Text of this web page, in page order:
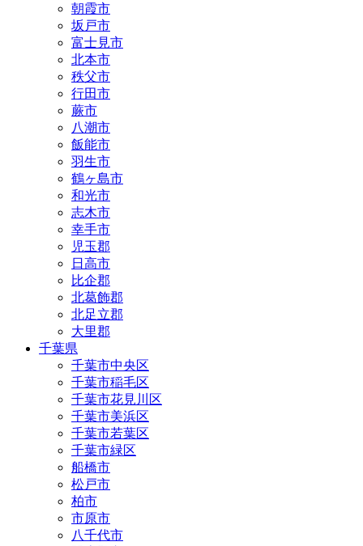
朝霞市
坂戸市
富士見市
北本市
秩父市
行田市
蕨市
八潮市
飯能市
羽生市
鶴ヶ島市
和光市
志木市
幸手市
児玉郡
日高市
比企郡
北葛飾郡
北足立郡
大里郡
千葉県
千葉市中央区
千葉市稲毛区
千葉市花見川区
千葉市美浜区
千葉市若葉区
千葉市緑区
船橋市
松戸市
柏市
市原市
八千代市